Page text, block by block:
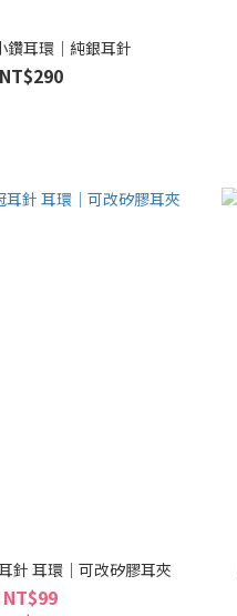
鑽耳環｜純銀耳針
針 耳環｜可改矽膠耳夾
NT$99